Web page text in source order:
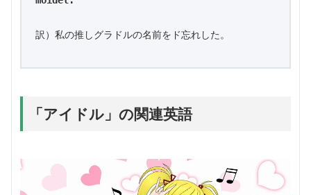
訳）私の推しグラドルの名前をド忘れした。
「アイドル」の関連英語